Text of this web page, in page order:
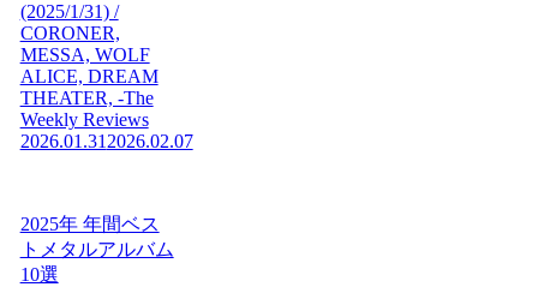
(2025/1/31) /
CORONER,
MESSA, WOLF
ALICE, DREAM
THEATER, -The
Weekly Reviews
2026.01.31 2026.02.07
2025年 年間ベス
トメタルアルバム
10選